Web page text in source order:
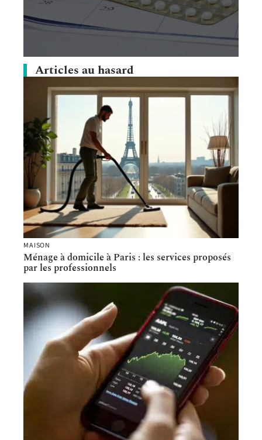
Articles au hasard
MAISON
Ménage à domicile à Paris : les services proposés
par les professionnels